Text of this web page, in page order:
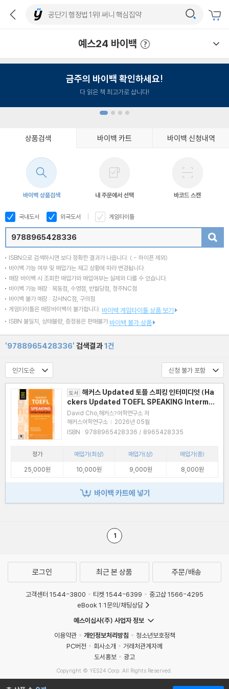
예스24 바이백
금주의 바이백 확인하세요!
다 읽은 책 최고가로 삽니다!
상품검색 바이백 카트 바이백 신청내역
바이백 상품검색 내 주문에서 선택 바코드 스캔
국내도서 외국도서 게임타이틀
ISBN으로 검색하시면 보다 정확한 결과가 나옵니다. ( - 하이픈 제외)
바이백 가능 여부 및 매입가는 재고 상황에 따라 변경됩니다.
매장 바이백 시 조회한 매입가와 매입여부는 실제와 다를 수 있습니다.
바이백 가능 매장 : 목동점, 수영점, 반월당점, 청주NC점
바이백 불가 매장 : 강서NC점, 구의점
게임타이틀은 매장바이백이 불가합니다. 바이백 게임타이틀 상품 보기
ISBN 불일치, 상태불량, 증정용은 판매불가 바이백 불가 상품
'9788965428336' 검색결과1건
도서
해커스 Updated 토플 스피킹 인터미디엇 (Ha
ckers Updated TOEFL SPEAKING Intermed
iate)
David Cho,해커스?어학연구소 저
해커스어학연구소 | 2026년 05월
ISBN : 9788965428336 / 8965428335
정가 매입가(최상) 매입가(상)
매입가(중)
25,000원
10,000원 9,000원 8,000원
바이백 카트에 넣기
1
로그인 최근 본 상품 주문/배송
고객센터 1544-3800 티켓 1544-6399
중고샵 1566-4295
eBook 1:1문의/채팅상담
예스이십사(주) 사업자 정보
이용약관
개인정보처리방침
청소년보호정책
PC버전
회사소개
거래처관계자께
도서홍보
광고
Copyright © YES24 Corp. All Rights Reserved.
MATOM9